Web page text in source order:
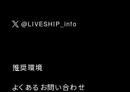
@LIVESHIP_info
推奨環境
よくあるお問い合わせ